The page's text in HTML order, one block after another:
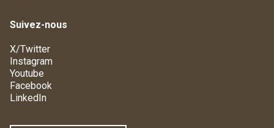
Suivez-nous
X/Twitter
Instagram
Youtube
Facebook
LinkedIn